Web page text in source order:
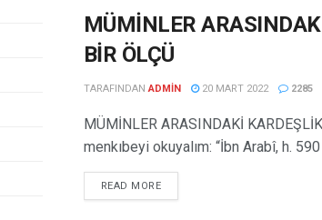
MÜMİNLER
BİR ÖLÇÜ
TARAFINDAN ADMIN 20 MART 2022 2285
MÜMİNLER ARASINDAKİ
menkıbeyi okuyalım: “İbn Arabî, h.
READ MORE